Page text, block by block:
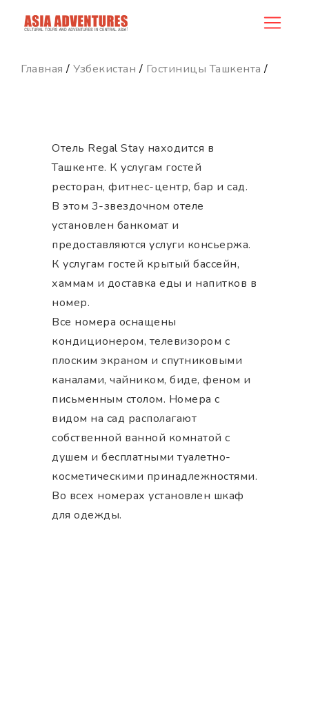
hotel_id
Главная / Узбекистан / Гостиницы Ташкента /
Отель Regal Stay находится в
Ташкенте. К услугам гостей
ресторан, фитнес-центр, бар и сад.
В этом 3-звездочном отеле
установлен банкомат и
предоставляются услуги консьержа.
К услугам гостей крытый бассейн,
хаммам и доставка еды и напитков в
номер.
Все номера оснащены
кондиционером, телевизором с
плоским экраном и спутниковыми
каналами, чайником, биде, феном и
письменным столом. Номера с
видом на сад располагают
собственной ванной комнатой с
душем и бесплатными туалетно-
косметическими принадлежностями.
Во всех номерах установлен шкаф
для одежды.